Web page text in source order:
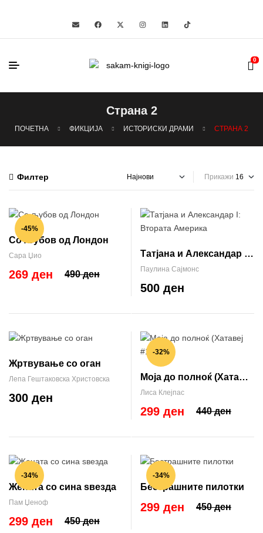
0
Страна 2
ПОЧЕТНА ФИКЦИЈА ИСТОРИСКИ ДРАМИ СТРАНА 2
Филтер Прикажи
-45%
Со љубов од Лондон
Сара Џио
490 ден
269 ден
Татјана и Александар I:
Втората Америка
Паулина Сајмонс
500 ден
Жртвување со оган
Лепа Гештаковска Христовска
300 ден
-32%
Моја до полноќ (Хатавеј
#1)
Лиса Клејпас
440 ден
299 ден
-34%
Жената со сина ѕвезда
Пам Џеноф
450 ден
299 ден
-34%
Бестрашните пилотки
450 ден
299 ден